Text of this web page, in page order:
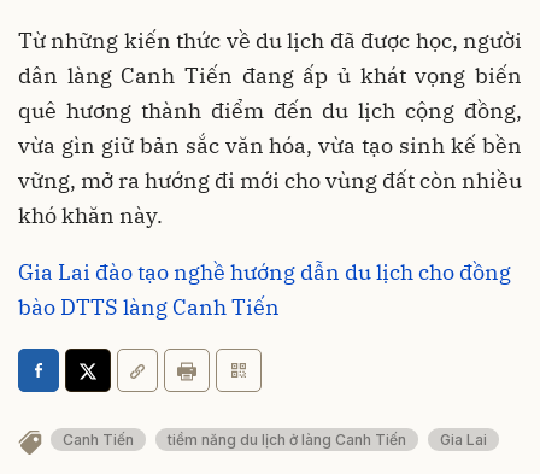
Từ những kiến thức về du lịch đã được học, người
dân làng Canh Tiến đang ấp ủ khát vọng biến
quê hương thành điểm đến du lịch cộng đồng,
vừa gìn giữ bản sắc văn hóa, vừa tạo sinh kế bền
vững, mở ra hướng đi mới cho vùng đất còn nhiều
khó khăn này.
Gia Lai đào tạo nghề hướng dẫn du lịch cho đồng
bào DTTS làng Canh Tiến
Canh Tiến tiềm năng du lịch ở làng Canh Tiến Gia Lai